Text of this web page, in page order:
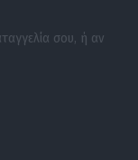
σου, ή αν